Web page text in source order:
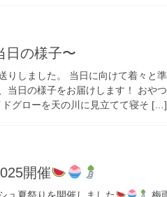
の様子〜
しました。 当日に向けて着々と
当日の様子をお届けします！ おや
グローを天の川に見立てて寝そ […]
開催